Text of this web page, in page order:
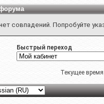
совпадений. Попробуйте
Быстрый переход
Текущее